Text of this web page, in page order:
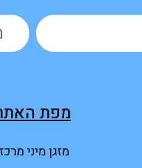
מפת
מזגן מיני